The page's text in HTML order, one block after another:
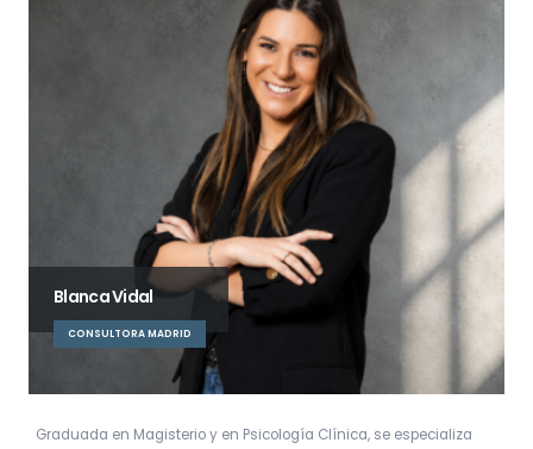
Blanca Vidal
CONSULTORA MADRID
Graduada en Magisterio y en Psicología Clínica, se especializa